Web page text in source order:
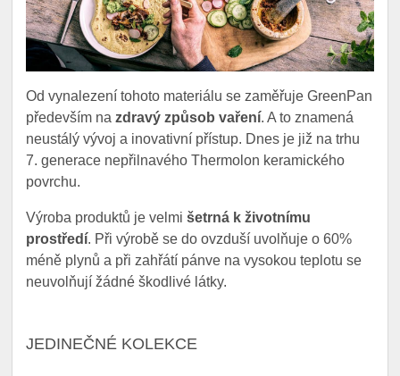
Od vynalezení tohoto materiálu se zaměřuje GreenPan
především nazdravý způsob vaření. A to znamená
neustálý vývoj a inovativní přístup. Dnes je již na trhu
7. generace nepřilnavého Thermolon keramického
povrchu.
Výroba produktů je velmišetrná k životnímu
prostředí. Při výrobě se do ovzduší uvolňuje o 60%
méně plynů a při zahřátí pánve na vysokou teplotu se
neuvolňují žádné škodlivé látky.
JEDINEČNÉ KOLEKCE